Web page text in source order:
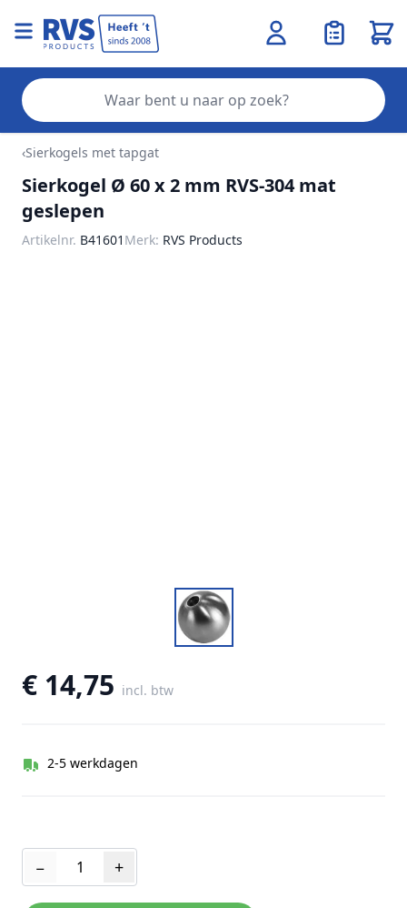
Ga naar de inhoud
‹Sierkogels met tapgat
Sierkogel Ø 60 x 2 mm RVS-304 mat
geslepen
Artikelnr. B41601 Merk: RVS Products
€ 14,75 incl. btw
2-5 werkdagen
− +